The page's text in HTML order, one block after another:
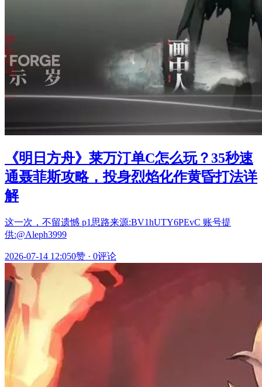
《明日方舟》莱万汀单C怎么玩？35秒速
通聂菲斯攻略，投身烈焰化作黄昏打法详
解
这一次，不留遗憾 p1思路来源:BV1hUTY6PEvC 账号提
供:@Aleph3999
2026-07-14 12:050赞 · 0评论